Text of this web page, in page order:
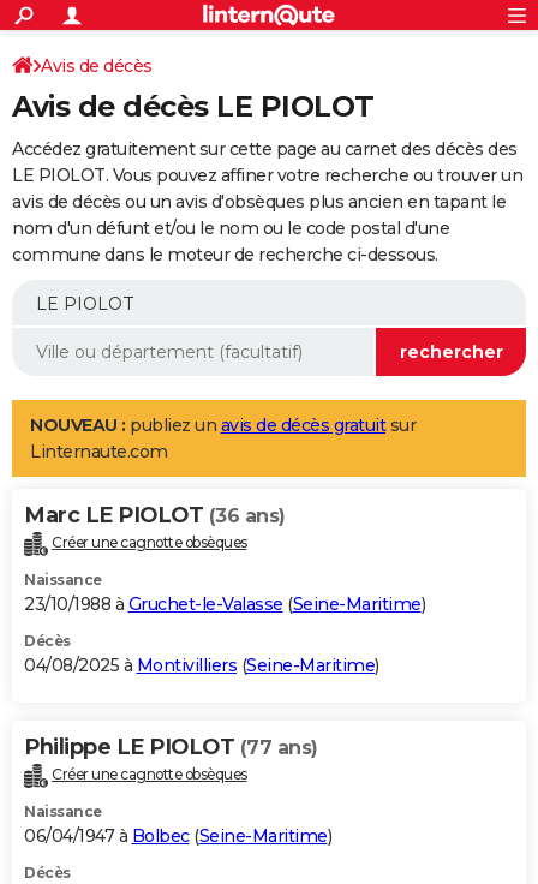
ACTUALITÉS
Politique
Société
Faits Divers
Education
Monde
Villes
+
SPORT
Coupe du monde 2026
Football
Tennis
Cyclisme
Rugby
Forum
Programme TV
TNTStreaming
Cinéma
Sorties cinéma
Musique
+FINANCE
Retraite
Epargne
Immobilier
Risques naturels par ville
Banque
Assurance
AUTO
Essais
Réserver un essai
Citadines
Berlines
SUV
Forum auto
+
Mobiles
Meilleur smartphone
Internet
Ordinateurs
Jeux vidéo
Guide high-tech
Aménagement intérieur
LIFESTYLE
Art de vivre
Bien-être
Loisirs
Mode
Modes de vie
Alimentation
Guide de la santé
Maladies
Médicaments
Sommeil
VOYAGE
Destinations
City break
Voyage nature
Voyage de noces
Forum
Climat
+PHOTO
GUIDES D'ACHAT
BONS PLANS
Carte de Noël
Carte Bonne année
Carte Saint-Valentin
Carte Pâques
Carte d'anniversaire
DICTIONNAIRE
Dictionnaire
Biographies
Citations
Expressions
Proverbes
PROGRAMME TV
Avis de décès
Avis de décès LE PIOLOT
Accédez gratuitement sur cette page au carnet des décès des
LE PIOLOT. Vous pouvez affiner votre recherche ou trouver un
avis de décès ou un avis d'obsèques plus ancien en tapant le
nom d'un défunt et/ou le nom ou le code postal d'une
commune dans le moteur de recherche ci-dessous.
NOUVEAU : publiez un avis de décès gratuitsur
Linternaute.com
Marc LE PIOLOT (36 ans)
Créer une cagnotte obsèques
Naissance
23/10/1988 à Gruchet-le-Valasse (Seine-Maritime)
Décès
04/08/2025 à Montivilliers (Seine-Maritime)
Philippe LE PIOLOT (77 ans)
Créer une cagnotte obsèques
Naissance
06/04/1947 à Bolbec(Seine-Maritime)
Décès